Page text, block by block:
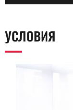
УСЛОВИЯ